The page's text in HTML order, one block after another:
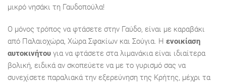
μικρό νησάκι τη Γαυδοπούλα!
Ο μόνος τρόπος να φτάσετε στην Γαύδο, είναι με καραβάκι
από Παλαιοχώρα, Χώρα Σφακίων και Σούγια. Η ενοικίαση
αυτοκινήτου για να φτάσετε στα λιμανάκια είναι ιδιαίτερα
βολική, ειδικά αν σκοπεύετε να με το γυρισμό σας να
συνεχίσετε παραλιακά την εξερεύνηση της Κρήτης, μέχρι τα